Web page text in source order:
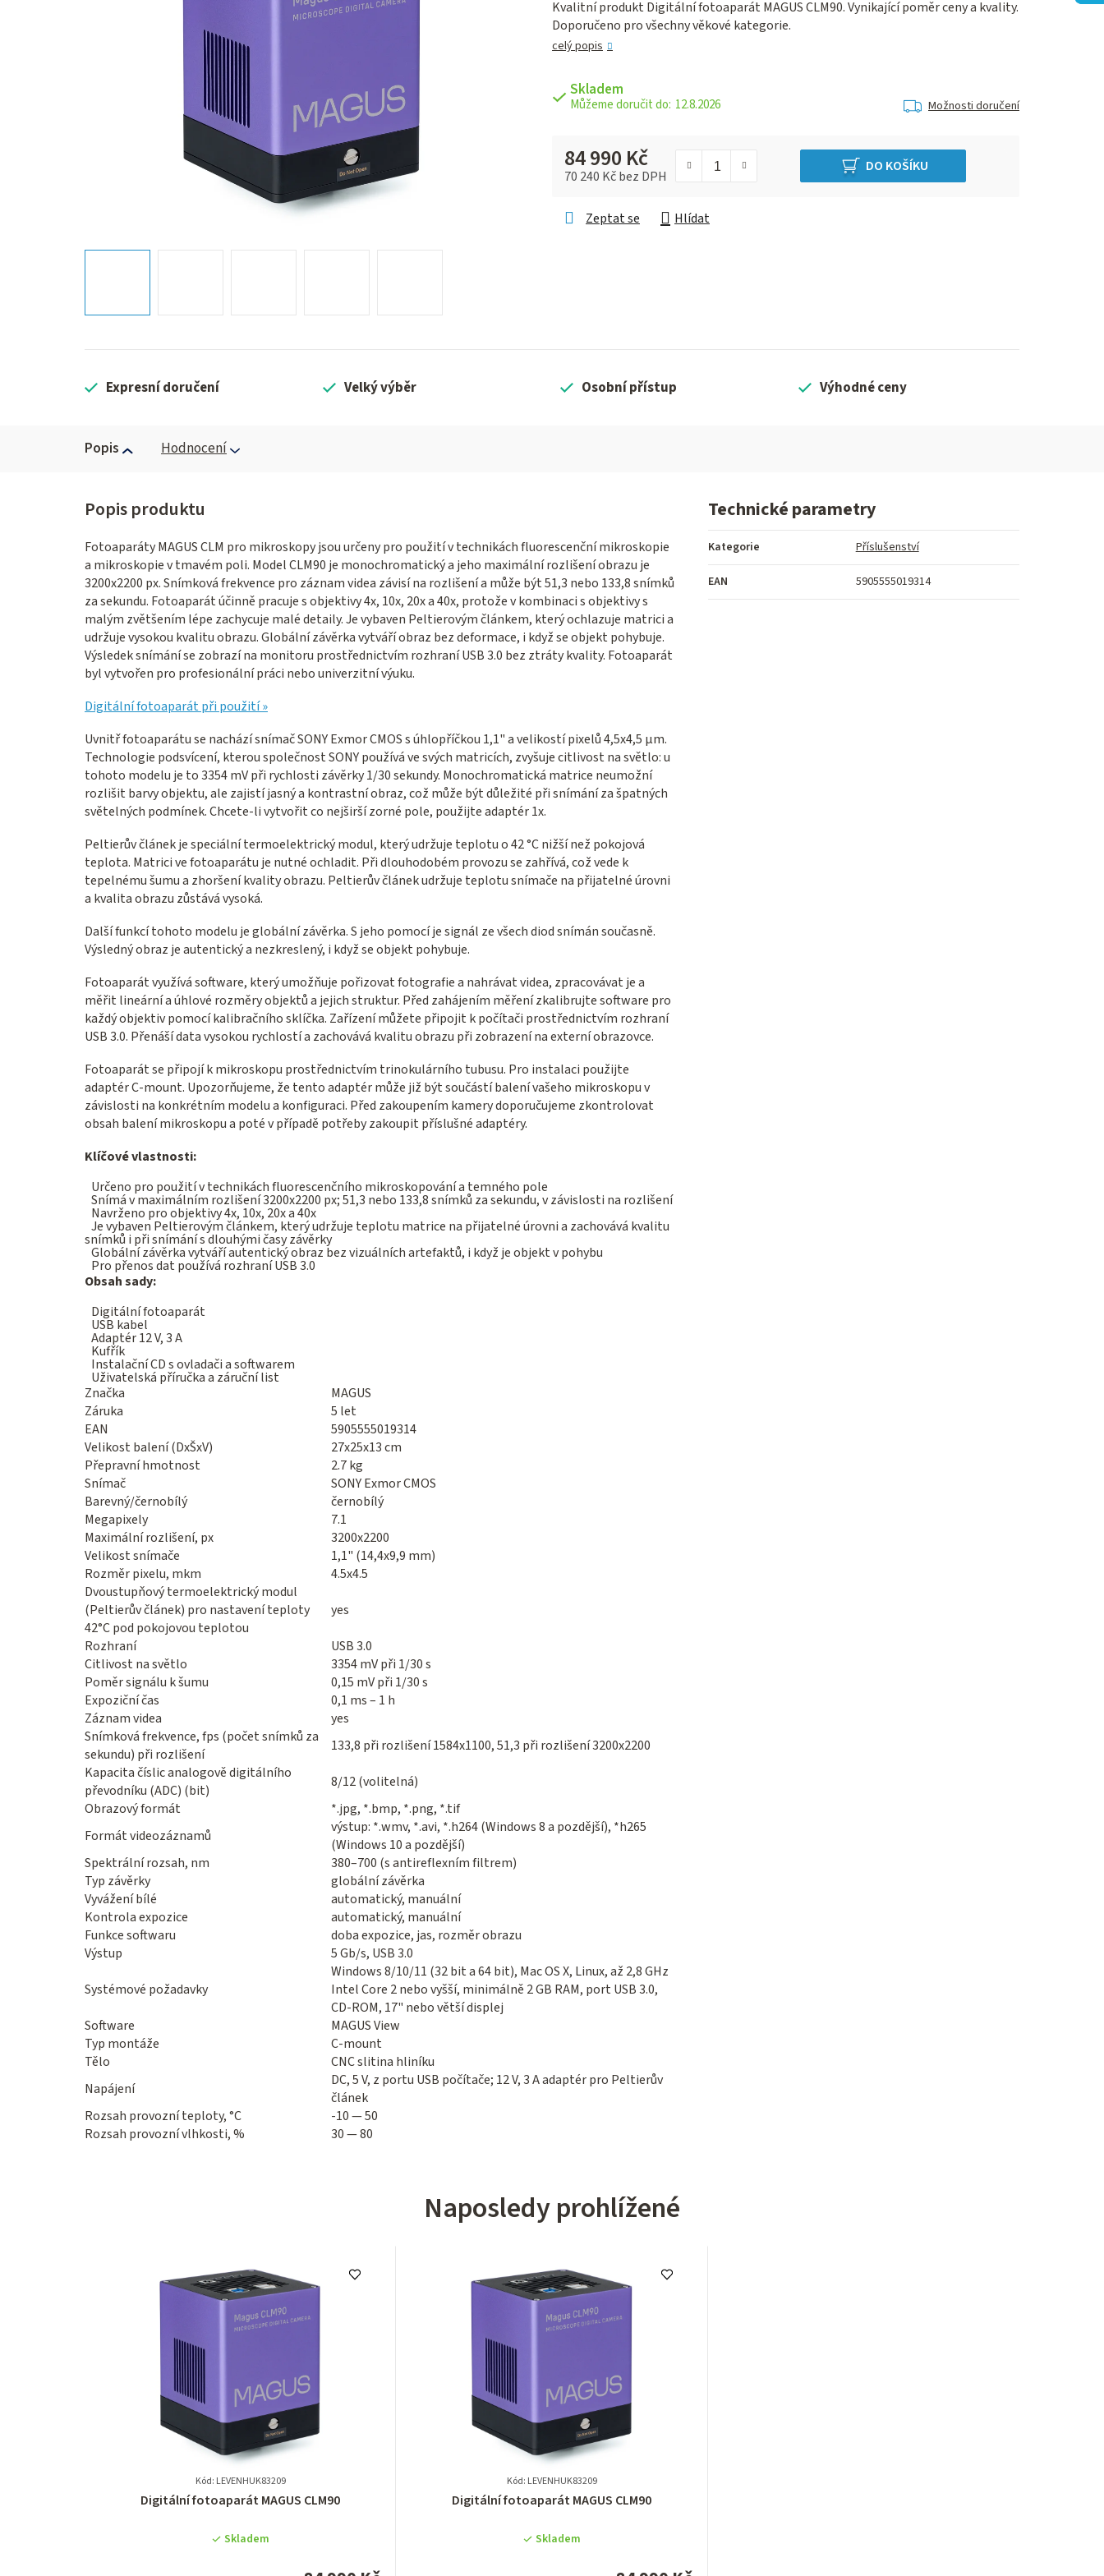
je
0,0
z 5
Kvalitní produkt Digitální fotoaparát MAGUS CLM90. Vynikající poměr ceny a kvality.
Doporučeno pro všechny věkové kategorie.
celý popis
Skladem
12.8.2026 Možnosti doručení
84 990 Kč
70 240 Kč bez DPH
DO KOŠÍKU
Zeptat se Hlídat
Expresní doručení Velký výběr Osobní přístup Výhodné ceny
Popis Hodnocení
Fotoaparáty MAGUS CLM pro mikroskopy jsou určeny pro použití v technikách fluorescenční mikroskopie
a mikroskopie v tmavém poli. Model CLM90 je monochromatický a jeho maximální rozlišení obrazu je
3200x2200 px. Snímková frekvence pro záznam videa závisí na rozlišení a může být 51,3 nebo 133,8 snímků
za sekundu. Fotoaparát účinně pracuje s objektivy 4x, 10x, 20x a 40x, protože v kombinaci s objektivy s
malým zvětšením lépe zachycuje malé detaily. Je vybaven Peltierovým článkem, který ochlazuje matrici a
udržuje vysokou kvalitu obrazu. Globální závěrka vytváří obraz bez deformace, i když se objekt pohybuje.
Výsledek snímání se zobrazí na monitoru prostřednictvím rozhraní USB 3.0 bez ztráty kvality. Fotoaparát
byl vytvořen pro profesionální práci nebo univerzitní výuku.
Digitální fotoaparát při použití »
Uvnitř fotoaparátu se nachází snímač SONY Exmor CMOS s úhlopříčkou 1,1" a velikostí pixelů 4,5x4,5 μm.
Technologie podsvícení, kterou společnost SONY používá ve svých matricích, zvyšuje citlivost na světlo: u
tohoto modelu je to 3354 mV při rychlosti závěrky 1/30 sekundy. Monochromatická matrice neumožní
rozlišit barvy objektu, ale zajistí jasný a kontrastní obraz, což může být důležité při snímání za špatných
světelných podmínek. Chcete-li vytvořit co nejširší zorné pole, použijte adaptér 1x.
Peltierův článek je speciální termoelektrický modul, který udržuje teplotu o 42 °C nižší než pokojová
teplota. Matrici ve fotoaparátu je nutné ochladit. Při dlouhodobém provozu se zahřívá, což vede k
tepelnému šumu a zhoršení kvality obrazu. Peltierův článek udržuje teplotu snímače na přijatelné úrovni
a kvalita obrazu zůstává vysoká.
Další funkcí tohoto modelu je globální závěrka. S jeho pomocí je signál ze všech diod snímán současně.
Výsledný obraz je autentický a nezkreslený, i když se objekt pohybuje.
Fotoaparát využívá software, který umožňuje pořizovat fotografie a nahrávat videa, zpracovávat je a
měřit lineární a úhlové rozměry objektů a jejich struktur. Před zahájením měření zkalibrujte software pro
každý objektiv pomocí kalibračního sklíčka. Zařízení můžete připojit k počítači prostřednictvím rozhraní
USB 3.0. Přenáší data vysokou rychlostí a zachovává kvalitu obrazu při zobrazení na externí obrazovce.
Fotoaparát se připojí k mikroskopu prostřednictvím trinokulárního tubusu. Pro instalaci použijte
adaptér C-mount. Upozorňujeme, že tento adaptér může již být součástí balení vašeho mikroskopu v
závislosti na konkrétním modelu a konfiguraci. Před zakoupením kamery doporučujeme zkontrolovat
obsah balení mikroskopu a poté v případě potřeby zakoupit příslušné adaptéry.
Klíčové vlastnosti:
Určeno pro použití v technikách fluorescenčního mikroskopování a temného pole
Snímá v maximálním rozlišení 3200x2200 px; 51,3 nebo 133,8 snímků za sekundu, v závislosti na rozlišení
Navrženo pro objektivy 4x, 10x, 20x a 40x
Je vybaven Peltierovým článkem, který udržuje teplotu matrice na přijatelné úrovni a zachovává kvalitu
snímků i při snímání s dlouhými časy závěrky
Globální závěrka vytváří autentický obraz bez vizuálních artefaktů, i když je objekt v pohybu
Pro přenos dat používá rozhraní USB 3.0
Obsah sady:
Digitální fotoaparát
USB kabel
Adaptér 12 V, 3 A
Kufřík
Instalační CD s ovladači a softwarem
Uživatelská příručka a záruční list
Značka
MAGUS
Záruka
5 let
EAN
5905555019314
Velikost balení (DxŠxV)
27x25x13 cm
Přepravní hmotnost
2.7 kg
Snímač
SONY Exmor CMOS
Barevný/černobílý
černobílý
Megapixely
7.1
Maximální rozlišení, px
3200x2200
Velikost snímače
1,1" (14,4x9,9 mm)
Rozměr pixelu, mkm
4.5x4.5
Dvoustupňový termoelektrický modul
(Peltierův článek) pro nastavení teploty
42°C pod pokojovou teplotou
yes
Rozhraní
USB 3.0
Citlivost na světlo
3354 mV při 1/30 s
Poměr signálu k šumu
0,15 mV při 1/30 s
Expoziční čas
0,1 ms – 1 h
Záznam videa
yes
Snímková frekvence, fps (počet snímků za
sekundu) při rozlišení
133,8 při rozlišení 1584x1100, 51,3 při rozlišení 3200x2200
Kapacita číslic analogově digitálního
převodníku (ADC) (bit)
8/12 (volitelná)
Obrazový formát
*.jpg, *.bmp, *.png, *.tif
Formát videozáznamů
výstup: *.wmv, *.avi, *.h264 (Windows 8 a pozdější), *h265
(Windows 10 a pozdější)
Spektrální rozsah, nm
380–700 (s antireflexním filtrem)
Typ závěrky
globální závěrka
Vyvážení bílé
automatický, manuální
Kontrola expozice
automatický, manuální
Funkce softwaru
doba expozice, jas, rozměr obrazu
Výstup
5 Gb/s, USB 3.0
Systémové požadavky
Windows 8/10/11 (32 bit a 64 bit), Mac OS X, Linux, až 2,8 GHz
Intel Core 2 nebo vyšší, minimálně 2 GB RAM, port USB 3.0,
CD-ROM, 17" nebo větší displej
Software
MAGUS View
Typ montáže
C-mount
Tělo
CNC slitina hliníku
Napájení
DC, 5 V, z portu USB počítače; 12 V, 3 A adaptér pro Peltierův
článek
Rozsah provozní teploty, °C
-10 — 50
Rozsah provozní vlhkosti, %
30 — 80
Technické parametry
Kategorie Příslušenství
EAN 5905555019314
Naposledy prohlížené
Kód: LEVENHUK83209
Průměrné
produktu
Digitální fotoaparát MAGUS CLM90
Skladem
Kód: LEVENHUK83209
Průměrné
produktu
Digitální fotoaparát MAGUS CLM90
Skladem